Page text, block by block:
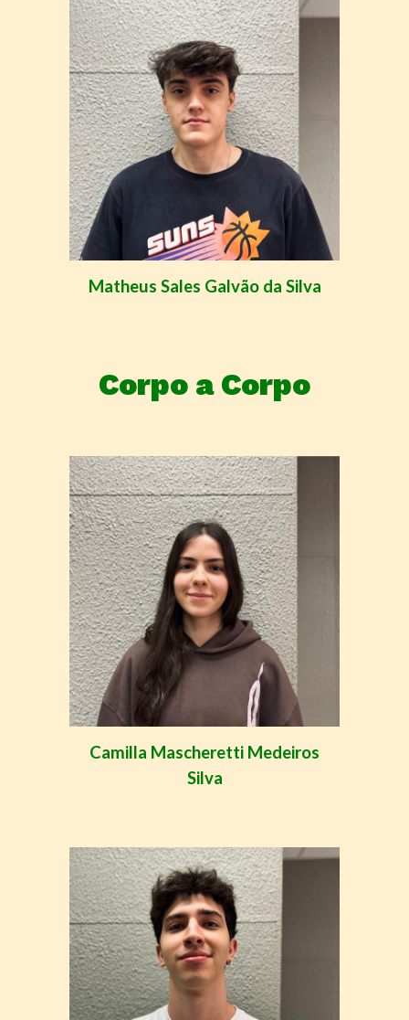
Matheus Sales Galvão da Silva
Corpo a Corpo
Camilla Mascheretti Medeiros
Silva